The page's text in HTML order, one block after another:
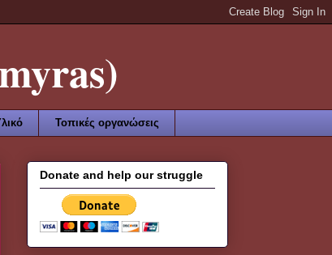
Τοπικές οργανώσεις
Donate and help our struggle